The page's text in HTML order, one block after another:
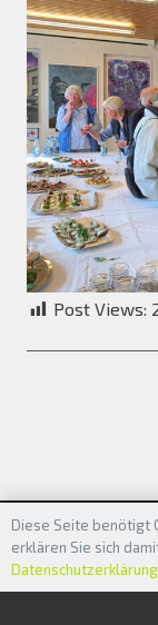
Post Views:
©
Diese Seite benötigt
erklären Sie sich
Datenschutzerklärung